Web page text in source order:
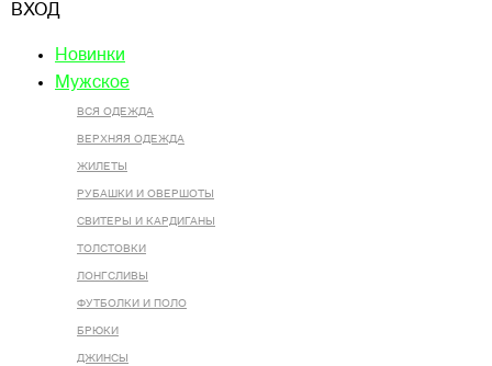
ВХОД
Новинки
Мужское
ВСЯ ОДЕЖДА
ВЕРХНЯЯ ОДЕЖДА
ЖИЛЕТЫ
РУБАШКИ И ОВЕРШОТЫ
СВИТЕРЫ И КАРДИГАНЫ
ТОЛСТОВКИ
ЛОНГСЛИВЫ
ФУТБОЛКИ И ПОЛО
БРЮКИ
ДЖИНСЫ